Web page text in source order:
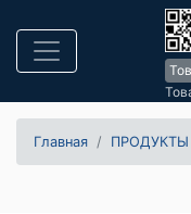
Главная ПРОДУКТЫ